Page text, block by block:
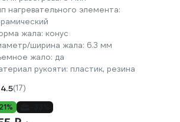
нагревательного элемента:
жала: конус
ширина жала: 6.3 мм
жало: да
рукояти: пластик, резина
4.5(17)